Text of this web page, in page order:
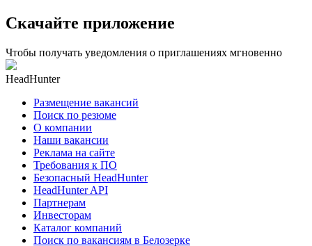
Скачайте приложение
Чтобы получать уведомления о приглашениях мгновенно
HeadHunter
Размещение вакансий
Поиск по резюме
О компании
Наши вакансии
Реклама на сайте
Требования к ПО
Безопасный HeadHunter
HeadHunter API
Партнерам
Инвесторам
Каталог компаний
Поиск по вакансиям в Белозерке